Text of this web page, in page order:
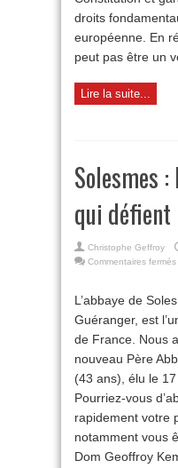
droits
européenne. En
peut pas être un
Lire la suite...
Solesmes
qui
Christophe Geffroy
Commentaires fermés
L’abbaye de
Guéranger, est
de France. Nous
nouveau Père
(43 ans), élu le
Pourriez-vous
rapidement votre
notamment vous
Dom Geoffroy